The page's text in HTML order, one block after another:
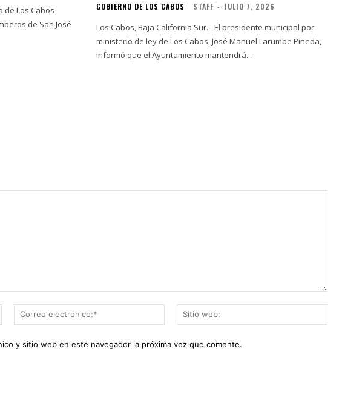
de Los Cabos
de San José
GOBIERNO DE LOS CABOS STAFF - JULIO 7, 2026
Los Cabos, Baja California Sur.– El presidente municipal por
ministerio de ley de Los Cabos, José Manuel Larumbe Pineda,
informó que el Ayuntamiento mantendrá...
Nombre:*
Correo
electrónico:*
web:
y sitio web en este navegador la próxima vez que comente.